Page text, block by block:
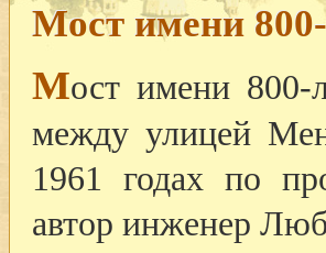
Мост имени
Мост имени 800-
между улицей
1961 годах по
автор инженер